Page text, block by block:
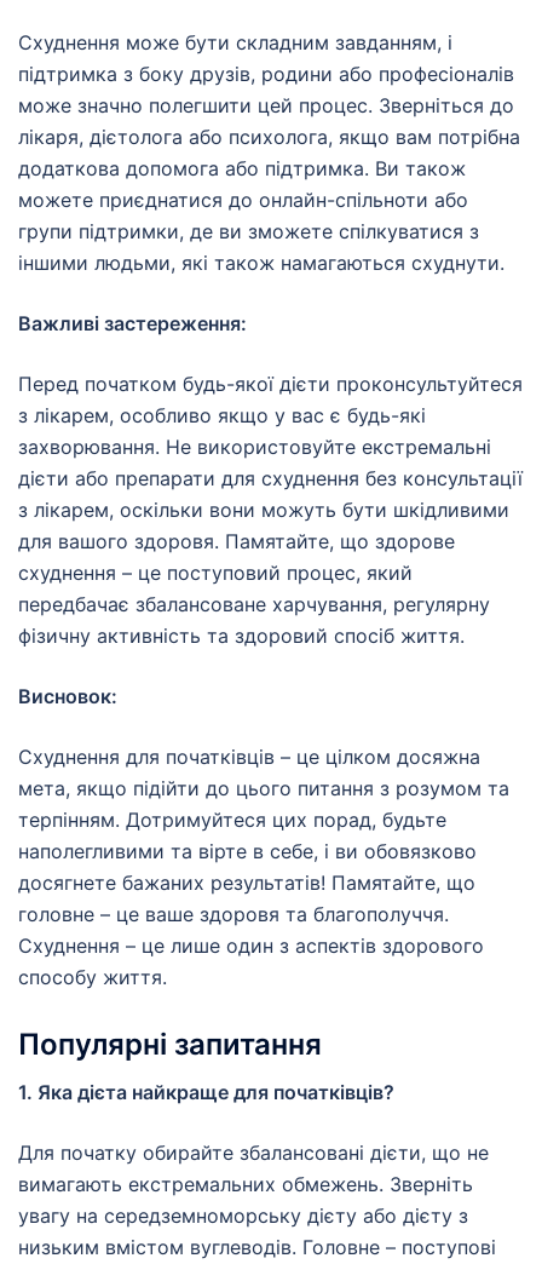
Схуднення може бути складним завданням, і
підтримка з боку друзів, родини або професіоналів
може значно полегшити цей процес. Зверніться до
лікаря, дієтолога або психолога, якщо вам потрібна
додаткова допомога або підтримка. Ви також
можете приєднатися до онлайн-спільноти або
групи підтримки, де ви зможете спілкуватися з
іншими людьми, які також намагаються схуднути.
Важливі застереження:
Перед початком будь-якої дієти проконсультуйтеся
з лікарем, особливо якщо у вас є будь-які
захворювання. Не використовуйте екстремальні
дієти або препарати для схуднення без консультації
з лікарем, оскільки вони можуть бути шкідливими
для вашого здоровя. Памятайте, що здорове
схуднення – це поступовий процес, який
передбачає збалансоване харчування, регулярну
фізичну активність та здоровий спосіб життя.
Висновок:
Схуднення для початківців – це цілком досяжна
мета, якщо підійти до цього питання з розумом та
терпінням. Дотримуйтеся цих порад, будьте
наполегливими та вірте в себе, і ви обовязково
досягнете бажаних результатів! Памятайте, що
головне – це ваше здоровя та благополуччя.
Схуднення – це лише один з аспектів здорового
способу життя.
Популярні запитання
1. Яка дієта найкраще для початківців?
Для початку обирайте збалансовані дієти, що не
вимагають екстремальних обмежень. Зверніть
увагу на середземноморську дієту або дієту з
низьким вмістом вуглеводів. Головне – поступові